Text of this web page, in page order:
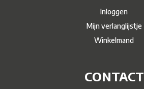
Inloggen
Mijn verlanglijstje
Winkelmand
CONTACT